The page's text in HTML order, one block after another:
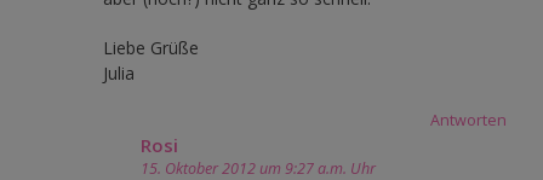
Liebe Grüße
Julia
Antworten
Rosi
15. Oktober 2012 um 9:27 a.m. Uhr